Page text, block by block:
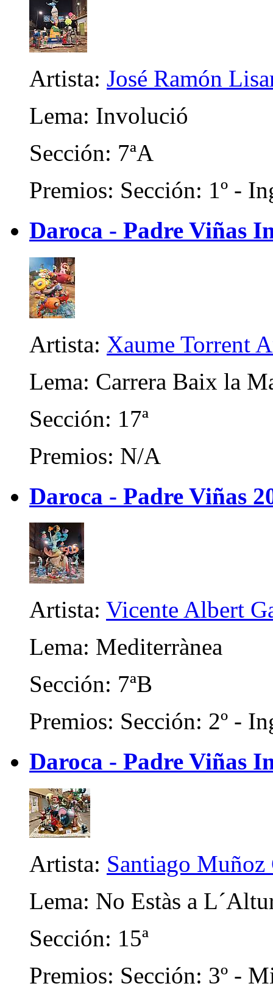
Artista: José Ramón
Lema: Involució
Sección: 7ªA
Premios: Sección: 1º -
Daroca - Padre Viñas
Artista: Xaume Torrent
Lema: Carrera Baix la
Sección: 17ª
Premios: N/A
Daroca - Padre Viñas
Artista: Vicente Albert
Lema: Mediterrànea
Sección: 7ªB
Premios: Sección: 2º -
Daroca - Padre Viñas
Artista: Santiago
Lema: No Estàs a
Sección: 15ª
Premios: Sección: 3º -